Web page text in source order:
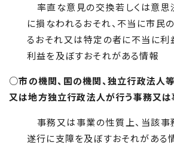
率直な意見の交換若しくは意思
に損なわれるおそれ、不当に市民
るおそれ又は特定の者に不当に利
利益を及ぼすおそれがある情報
○市の機関、国の機関、独立行政法人
又は地方独立行政法人が行う事務又
事務又は事業の性質上、当該
遂行に支障を及ぼすおそれがある